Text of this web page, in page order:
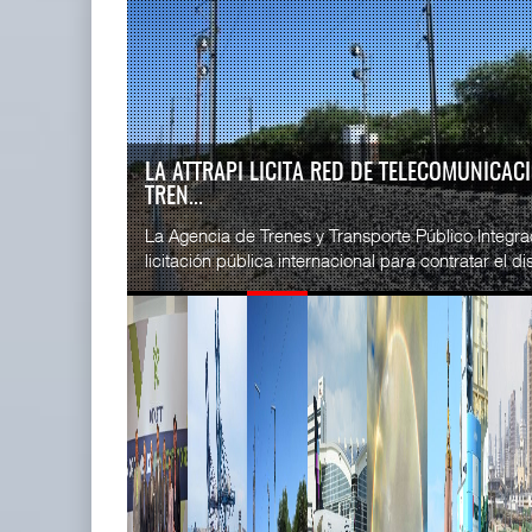
LA ATTRAPI LICITA RED DE
TREN...
La Agencia de Trenes y Transporte Público
licitación pública internacional para contratar el
Miguel Ángel Bres encabezará
seguridad en CON ...
07 AGO 2026
IT-ANÁLISIS: Puerto Lázaro
Cárdenas incorpora ...
06 AGO 2026
READ MORE
SSA
Esperanz
06 JUL
READ MORE
CICE
...
02 JUL
READ MORE
SSA
...
29 JUN
READ MORE